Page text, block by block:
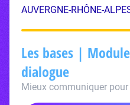
AUVERGNE-RHÔNE-
Les bases |
dialogue
Mieux communiquer